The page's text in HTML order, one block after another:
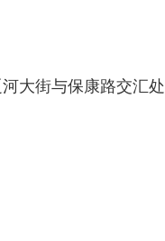
大街与保康路交汇处